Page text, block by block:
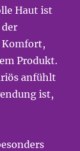
Haut ist
der
Komfort,
Produkt.
anfühlt
ist,